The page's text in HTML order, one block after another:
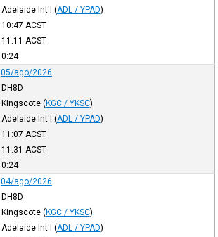
Adelaide Int'l (ADL / YPAD)
10:47 ACST
11:11 ACST
0:24
05/ago/2026
DH8D
Kingscote (KGC / YKSC)
Adelaide Int'l (ADL / YPAD)
11:07 ACST
11:31 ACST
0:24
04/ago/2026
DH8D
Kingscote (KGC / YKSC)
Adelaide Int'l (ADL / YPAD)